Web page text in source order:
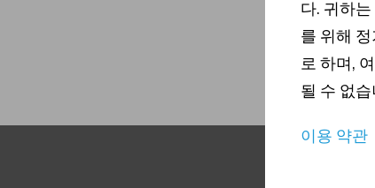
다. 귀하
를 위해
로 하며,
될 수 없습
이용 약관